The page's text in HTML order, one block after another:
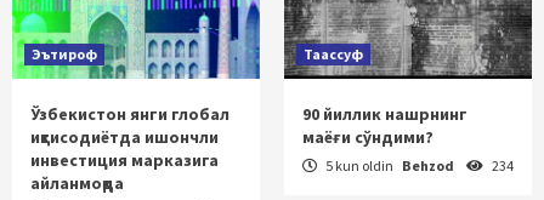
Эътироф
Ўзбекистон янги глобал
иқтисодиётда ишончли
инвестиция марказига
айланмоқда
Таассуф
90 йиллик нашрнинг
маёғи сўндими?
5 kun oldin Behzod 234